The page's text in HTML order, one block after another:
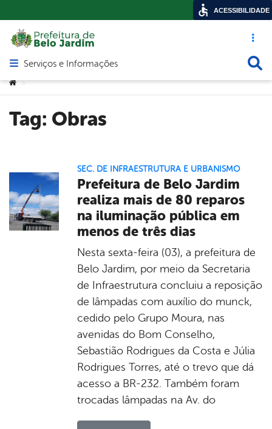
Acesso
Abrir menu principal de navegação
Serviços e Informações
Você está aqui:
>
Tag: Obras
SEC. DE INFRAESTRUTURA E URBANISMO
Prefeitura de Belo Jardim
realiza mais de 80 reparos
na iluminação pública em
menos de três dias
Nesta sexta-feira (03), a prefeitura de
Belo Jardim, por meio da Secretaria
de Infraestrutura concluiu a reposição
de lâmpadas com auxílio do munck,
cedido pelo Grupo Moura, nas
avenidas do Bom Conselho,
Sebastião Rodrigues da Costa e Júlia
Rodrigues Torres, até o trevo que dá
acesso a BR-232. Também foram
trocadas lâmpadas na Av. do
ACESSIBILIDADE